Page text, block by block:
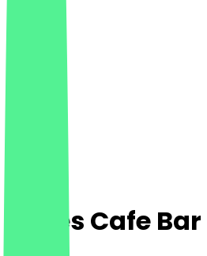
Times Cafe